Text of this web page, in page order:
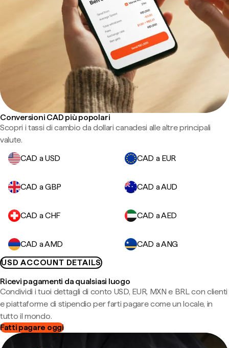
Conversioni CAD più popolari
Scopri i tassi di cambio da dollari canadesi alle altre principali
valute.
CAD a USD
CAD a EUR
CAD a GBP CAD a AUD
CAD a CHF CAD a AED
CAD a AMD
CAD a ANG
USD ACCOUNT DETAILS
Ricevi pagamenti da qualsiasi luogo
Condividi i tuoi dettagli di conto USD, EUR, MXN e BRL con clienti
e piattaforme di stipendio per farti pagare come un locale, in
tutto il mondo.
Fatti pagare oggi